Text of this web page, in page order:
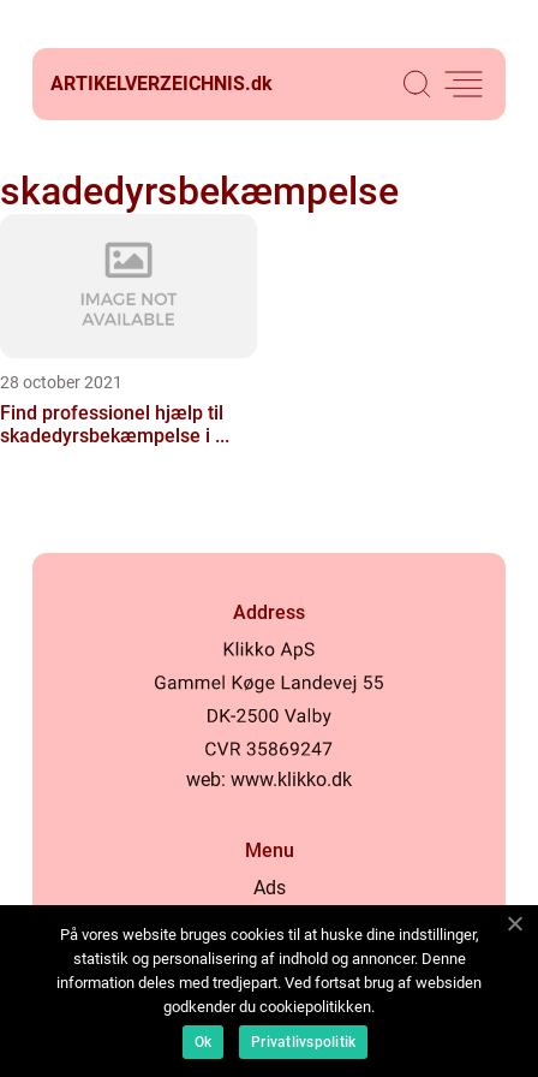
ARTIKELVERZEICHNIS.dk
skadedyrsbekæmpelse
28 october 2021
Find professionel hjælp til
skadedyrsbekæmpelse i ...
Address
web: www.klikko.dk
Menu
Ads
Cookies
Contact
Sitemap
På vores website bruges cookies til at huske dine indstillinger,
statistik og personalisering af indhold og annoncer. Denne
information deles med tredjepart. Ved fortsat brug af websiden
godkender du cookiepolitikken.
Ok Privatlivspolitik